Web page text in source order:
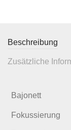
Beschreibung
Zusätzliche
Bajonett
Fokussierung